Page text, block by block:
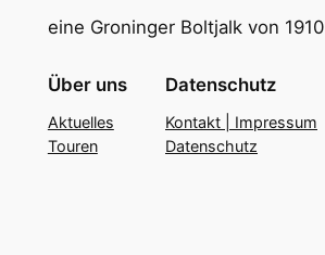
eine Groninger Boltjalk von 1910
Über uns
Aktuelles
Touren
Datenschutz
Kontakt | Impressum
Datenschutz